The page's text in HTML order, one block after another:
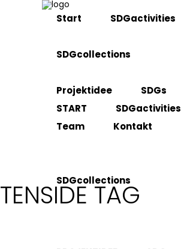
START SDGactivities
SDGcollections
Start SDGactivities
SDGcollections
Projektidee SDGs
Team Kontakt
TENSIDE TAG